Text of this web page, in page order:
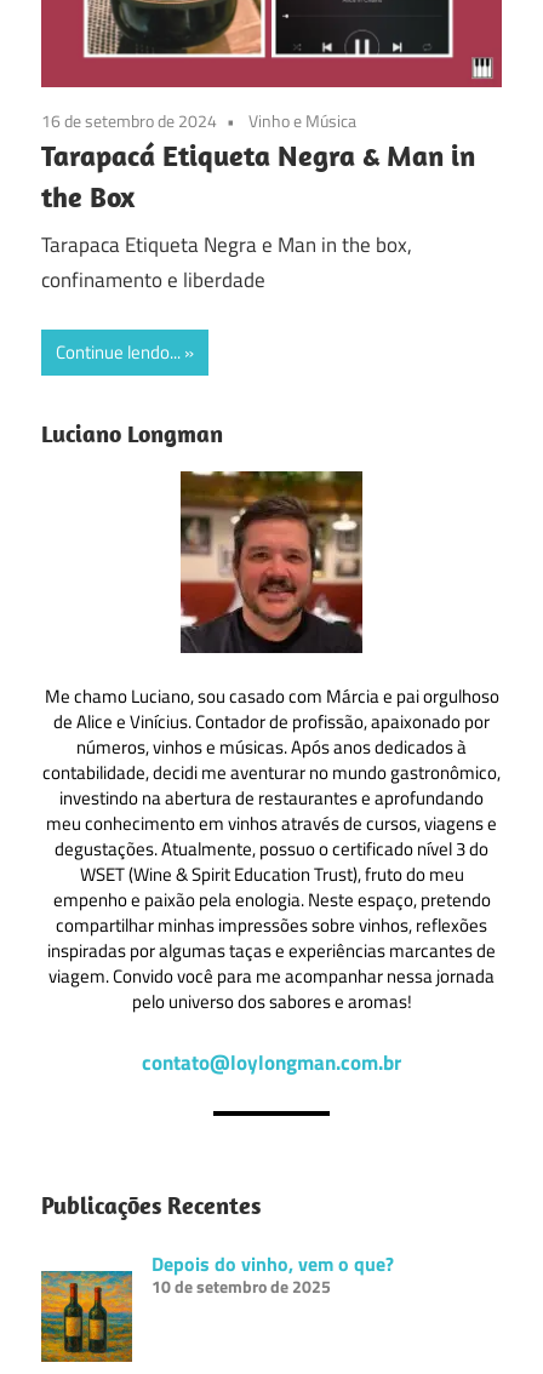
16 de setembro de 2024 Vinho e Música
Tarapacá Etiqueta Negra & Man in
the Box
Tarapaca Etiqueta Negra e Man in the box,
confinamento e liberdade
Continue lendo...
Luciano Longman
Me chamo Luciano, sou casado com Márcia e pai orgulhoso
de Alice e Vinícius. Contador de profissão, apaixonado por
números, vinhos e músicas. Após anos dedicados à
contabilidade, decidi me aventurar no mundo gastronômico,
investindo na abertura de restaurantes e aprofundando
meu conhecimento em vinhos através de cursos, viagens e
degustações. Atualmente, possuo o certificado nível 3 do
WSET (Wine & Spirit Education Trust), fruto do meu
empenho e paixão pela enologia. Neste espaço, pretendo
compartilhar minhas impressões sobre vinhos, reflexões
inspiradas por algumas taças e experiências marcantes de
viagem. Convido você para me acompanhar nessa jornada
pelo universo dos sabores e aromas!
contato@loylongman.com.br
Publicações Recentes
Depois do vinho, vem o que?
10 de setembro de 2025